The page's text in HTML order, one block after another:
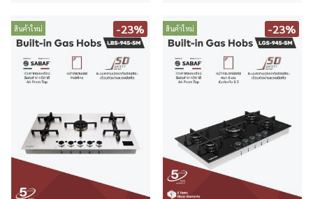
สินค้าใหม่ -23% สินค้าใหม่ -23%